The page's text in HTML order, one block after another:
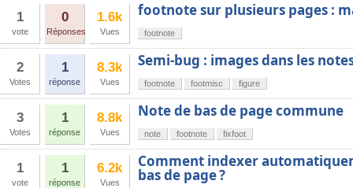
1
vote
0
Réponses
1.6k
Vues
footnote sur plusieurs pages :
footnote
2
Votes
1
réponse
8.3k
Vues
Semi-bug : images dans les
footnote footmisc figure
3
Votes
1
réponse
8.8k
Vues
Note de bas de page commune
note footnote fixfoot
1
vote
1
réponse
6.2k
Vues
Comment indexer
bas de page ?